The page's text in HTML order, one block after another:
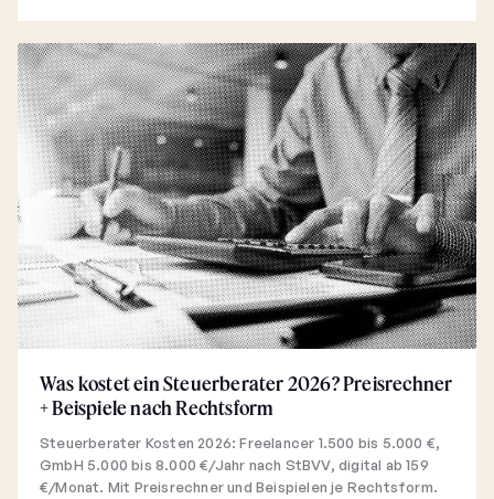
Was kostet ein Steuerberater 2026? Preisrechner
+ Beispiele nach Rechtsform
Steuerberater Kosten 2026: Freelancer 1.500 bis 5.000 €,
GmbH 5.000 bis 8.000 €/Jahr nach StBVV, digital ab 159
€/Monat. Mit Preisrechner und Beispielen je Rechtsform.